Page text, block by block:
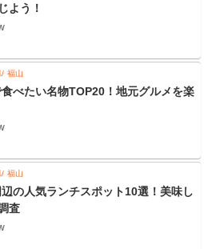
よう！
福山
べたい名物TOP20！地元グルメを楽
福山
の人気ランチスポット10選！美味し
査